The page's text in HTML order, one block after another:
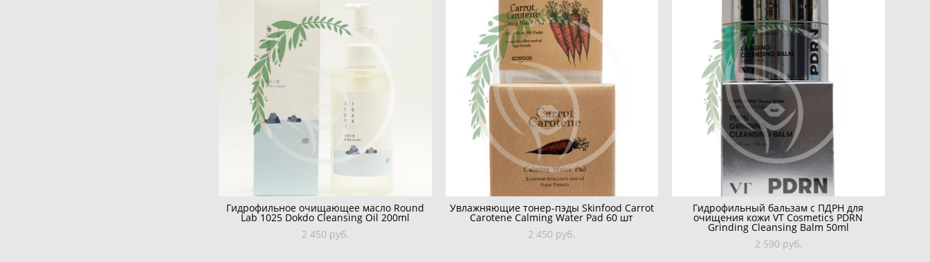
Гидрофильное очищающее масло Round
Lab 1025 Dokdo Cleansing Oil 200ml
2 450 pуб.
Увлажняющие тонер-пэды Skinfood Carrot
Carotene Calming Water Pad 60 шт
2 450 pуб.
Гидрофильный бальзам с ПДРН для
очищения кожи VT Cosmetics PDRN
Grinding Cleansing Balm 50ml
2 590 pуб.